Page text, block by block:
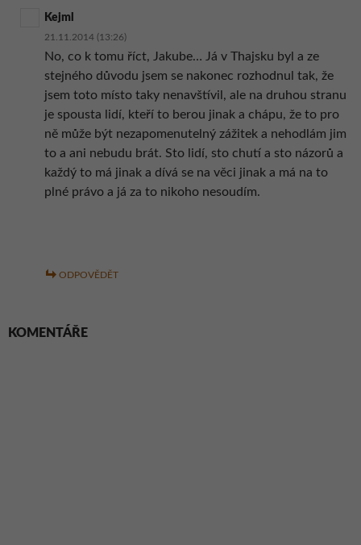
Kejml
21.11.2014 (13:26)
No, co k tomu říct, Jakube… Já v Thajsku byl a ze
stejného důvodu jsem se nakonec rozhodnul tak, že
jsem toto místo taky nenavštívil, ale na druhou stranu
je spousta lidí, kteří to berou jinak a chápu, že to pro
ně může být nezapomenutelný zážitek a nehodlám jim
to a ani nebudu brát. Sto lidí, sto chutí a sto názorů a
každý to má jinak a dívá se na věci jinak a má na to
plné právo a já za to nikoho nesoudím.
ODPOVĚDĚT
KOMENTÁŘE